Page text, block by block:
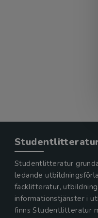
Studentlitteratur
ledande
facklitteratur,
informationstjänster i
finns Studentlitteratur